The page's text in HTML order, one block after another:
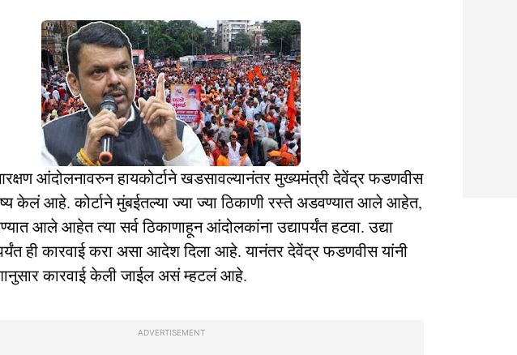
आंदोलनावरुन हायकोर्टाने खडसावल्यानंतर मुख्यमंत्री देवेंद्र फडणवीस
केलं आहे. कोर्टाने मुंबईतल्या ज्या ज्या ठिकाणी रस्ते अडवण्यात आले आहेत,
आले आहेत त्या सर्व ठिकाणाहून आंदोलकांना उद्यापर्यंत हटवा. उद्या
ही कारवाई करा असा आदेश दिला आहे. यानंतर देवेंद्र फडणवीस यांनी
कारवाई केली जाईल असं म्हटलं आहे.
ADVERTISEMENT